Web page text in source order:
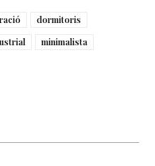
dormitoris
minimalista